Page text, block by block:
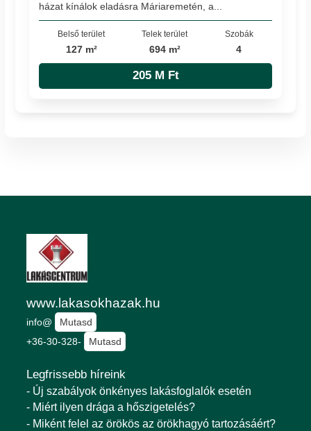
házat kínálok eladásra Máriaremetén, a...
Belső terület
127 m²
Telek terület
694 m²
Szobák
4
205 M Ft
www.lakasokhazak.hu
info@
Mutasd
+36-30-328-
Mutasd
Legfrissebb híreink
- Új szabályok önkényes lakásfoglalók esetén
- Miért ilyen drága a hőszigetelés?
- Miként felel az örökös az örökhagyó tartozásáért?